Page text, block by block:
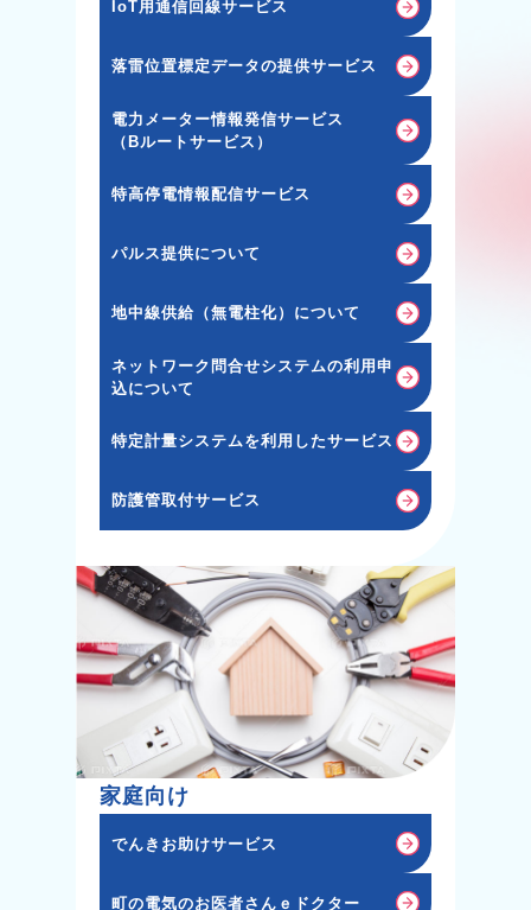
IoT用通信回線サービス
落雷位置標定データの提供サービス
電力メーター情報発信サービス
（Bルートサービス）
特高停電情報配信サービス
パルス提供について
地中線供給（無電柱化）について
ネットワーク問合せシステムの利用申
込について
特定計量システムを利用したサービス
防護管取付サービス
家庭向け
でんきお助けサービス
町の電気のお医者さんｅドクター